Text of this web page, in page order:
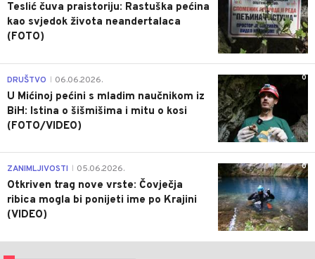
Teslić čuva praistoriju: Rastuška pećina
kao svjedok života neandertalaca
(FOTO)
0
DRUŠTVO 06.06.2026.
U Mićinoj pećini s mladim naučnikom iz
BiH: Istina o šišmišima i mitu o kosi
(FOTO/VIDEO)
0
ZANIMLJIVOSTI 05.06.2026.
Otkriven trag nove vrste: Čovječja
ribica mogla bi ponijeti ime po Krajini
(VIDEO)